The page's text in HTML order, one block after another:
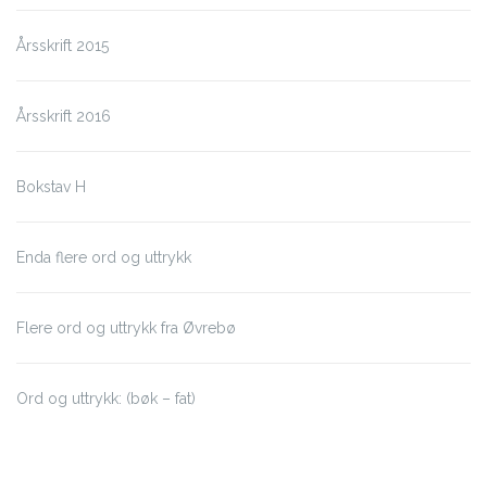
Årsskrift 2015
Årsskrift 2016
Bokstav H
Enda flere ord og uttrykk
Flere ord og uttrykk fra Øvrebø
Ord og uttrykk: (bøk – fat)